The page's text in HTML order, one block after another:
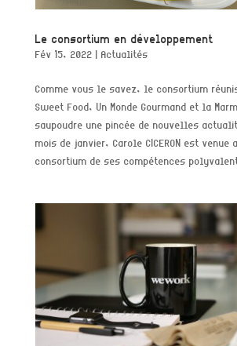
Le consortium en développement
Fév 15, 2022 | Actualités
Comme vous le savez, le consortium
Sweet Food, Un Monde Gourmand et la
saupoudre une pincée de nouvelles
mois de janvier, Carole CICERON est venue
consortium de ses compétences